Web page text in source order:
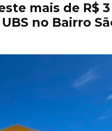
mais de R$
no Bairro